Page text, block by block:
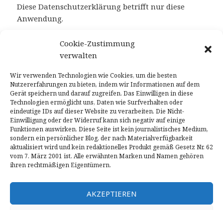
Cookie-Zustimmung
verwalten
Wir verwenden Technologien wie Cookies, um die besten
Nutzererfahrungen zu bieten, indem wir Informationen auf dem
Gerät speichern und darauf zugreifen. Das Einwilligen in diese
Technologien ermöglicht uns, Daten wie Surfverhalten oder
eindeutige IDs auf dieser Website zu verarbeiten. Die Nicht-
Einwilligung oder der Widerruf kann sich negativ auf einige
Funktionen auswirken. Diese Seite ist kein journalistisches Medium,
sondern ein persönlicher Blog, der nach Materialverfügbarkeit
aktualisiert wird und kein redaktionelles Produkt gemäß Gesetz Nr. 62
vom 7. März 2001 ist. Alle erwähnten Marken und Namen gehören
ihren rechtmäßigen Eigentümern.
AKZEPTIEREN
Diese Datenschutzerklärung betrifft nur diese
Anwendung.
RECHTLICHE HINWEISE
Diese Website stellt keine Zeitung dar und
Verfügbarkeit und Verfügbarkeit von Materialien
aktualisiert wird. Daher kann es in keiner Weise als
redaktionelles Produkt im Sinne des Gesetzes Nr. 62
vom 3.7.2001. Alle gezeigten Marken gehören ihren
rechtmäßigen Eigentümern; Erwähnte
Warenzeichen, Produktnamen, Handelsnamen,
Firmennamen und Firmen Dritter können
Warenzeichen ihrer jeweiligen Eigentümer oder
zum Vorteil des Eigentümers ohne